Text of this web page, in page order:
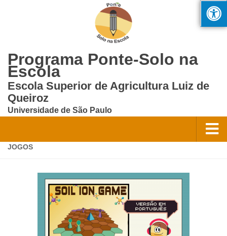
Programa Ponte-Solo na
Escola
Escola Superior de Agricultura Luiz de
Queiroz
Universidade de São Paulo
Home
Equipe
Oportunidades
JOGOS